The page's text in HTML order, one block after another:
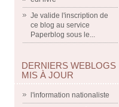
Je valide l'inscription de
ce blog au service
Paperblog sous le...
DERNIERS WEBLOGS
MIS À JOUR
l'information nationaliste